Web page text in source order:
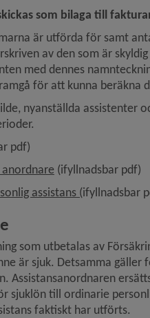
som bilaga till
är utförda för samt
av den som är
med dennes
för att kunna beräkna
nyanställda assistenter
i nytt fönster.
pdf)
, 134.3 kB, öppnas
(ifyllnadsbar pdf)
assistans (, 139.7 kB,
ifyllnadsbar
som utbetalas av
är sjuk. Detsamma gäller
Assistansanordnaren
sjuklön till ordinarie
faktiskt har utförts.